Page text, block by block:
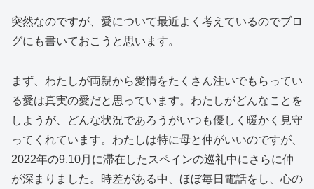
突然なのですが、愛について最近よく考えているのでブロ
グにも書いておこうと思います。
まず、わたしが両親から愛情をたくさん注いでもらってい
る愛は真実の愛だと思っています。わたしがどんなことを
しようが、どんな状況であろうがいつも優しく暖かく見守
ってくれています。わたしは特に母と仲がいいのですが、
2022年の9.10月に滞在したスペインの巡礼中にさらに仲
が深まりました。時差がある中、ほぼ毎日電話をし、心の